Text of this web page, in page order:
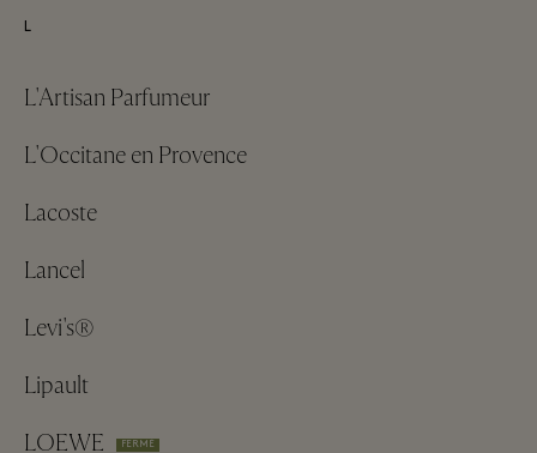
L
L'Artisan Parfumeur
L'Occitane en Provence
Lacoste
Lancel
Levi's®
Lipault
LOEWE
FERMÉ